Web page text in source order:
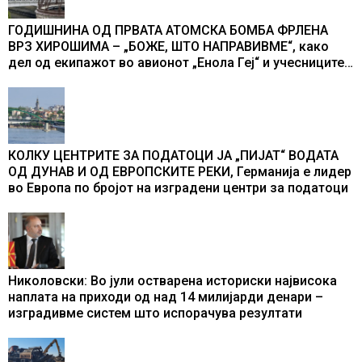
ГОДИШНИНА ОД ПРВАТА АТОМСКА БОМБА ФРЛЕНА
ВРЗ ХИРОШИМА – „БОЖЕ, ШТО НАПРАВИВМЕ“, како
дел од екипажот во авионот „Енола Геј“ и учесниците
промени текот на историјата
КОЛКУ ЦЕНТРИТЕ ЗА ПОДАТОЦИ ЈА „ПИЈАТ“ ВОДАТА
ОД ДУНАВ И ОД ЕВРОПСКИТЕ РЕКИ, Германија е лидер
во Европа по бројот на изградени центри за податоци
Николовски: Во јули остварена историски највисока
наплата на приходи од над 14 милијарди денари –
изградивме систем што испорачува резултати